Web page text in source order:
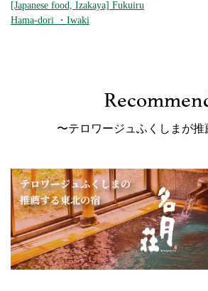
[Japanese food, Izakaya] Fukuiru
Hama-dori ・ Iwaki
〜テロワージュふくしまが